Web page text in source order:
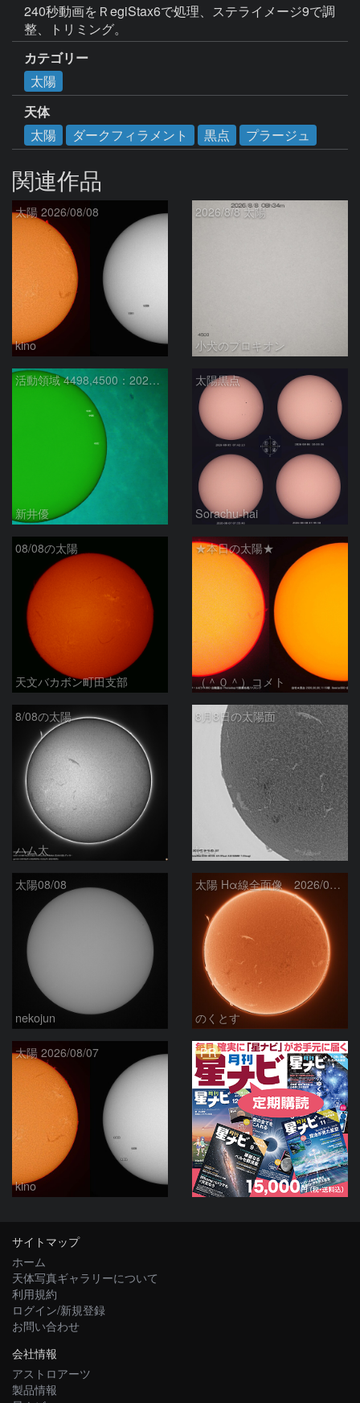
240秒動画をＲegiStax6で処理、ステライメージ9で調
整、トリミング。
カテゴリー
太陽
天体
太陽
ダークフィラメント 黒点 プラージュ
関連作品
太陽 2026/08/08
kino
2026/8/8 太陽
小犬のプロキオン
活動領域 4498,4500：2026/08/08
新井優
太陽黒点
Sorachu-hai
08/08の太陽
天文バカボン町田支部
★本日の太陽★
（＾０＾）コメト
8/08の太陽
ハム太
8月8日の太陽面
ta-o
太陽08/08
nekojun
太陽 Hα線全面像 2026/08/08
のくとす
太陽 2026/08/07
kino
PR
サイトマップ
ホーム
天体写真ギャラリーについて
利用規約
ログイン/新規登録
お問い合わせ
会社情報
アストロアーツ
製品情報